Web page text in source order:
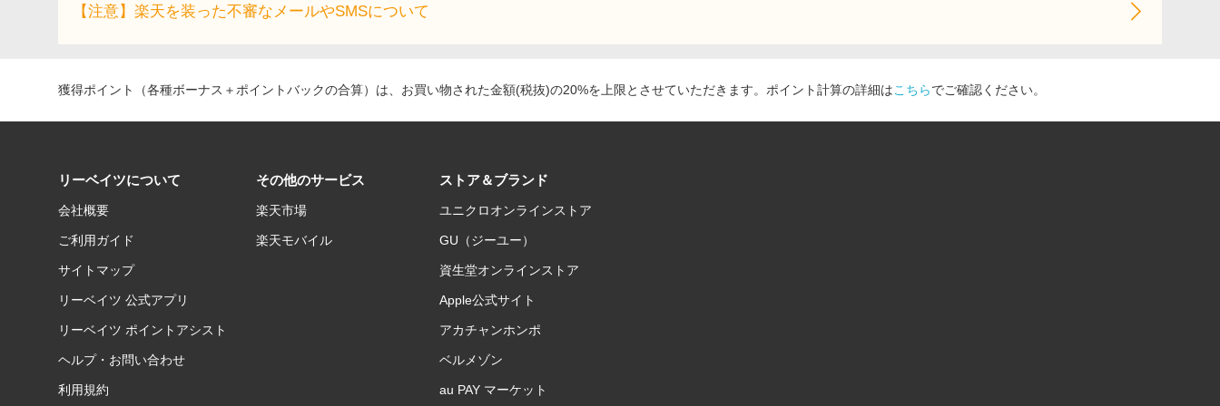
【注意】楽天を装った不審なメールやSMSについて
獲得ポイント（各種ボーナス＋ポイントバックの合算）は、お買い物された金額(税抜)の20%を上限とさせていただきます。ポイント計算の詳細はこちらでご確認ください。
リーベイツについて
会社概要
ご利用ガイド
サイトマップ
リーベイツ 公式アプリ
リーベイツ ポイントアシスト
ヘルプ・お問い合わせ
利用規約
その他のサービス
楽天市場
楽天モバイル
ストア＆ブランド
ユニクロオンラインストア
GU（ジーユー）
資生堂オンラインストア
Apple公式サイト
アカチャンホンポ
ベルメゾン
au PAY マーケット